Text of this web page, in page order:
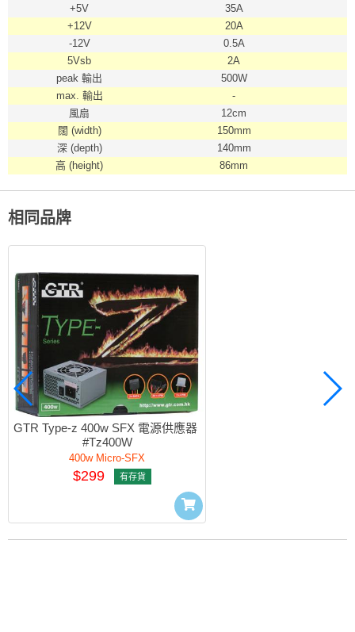
+5V
35A
+12V
20A
-12V
0.5A
5Vsb
2A
peak 輸出
500W
max. 輸出
-
風扇
12cm
闊 (width)
150mm
深 (depth)
140mm
高 (height)
86mm
相同品牌
GTR Type-z 400w SFX 電源供應器
#Tz400W
400w Micro-SFX
$299 有存貨